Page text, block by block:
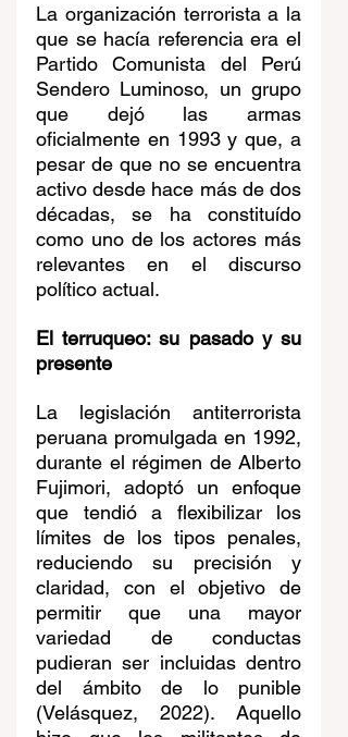
La organización terrorista a la
que se hacía referencia era el
Partido Comunista del Perú
Sendero Luminoso, un grupo
que dejó las armas
oficialmente en 1993 y que, a
pesar de que no se encuentra
activo desde hace más de dos
décadas, se ha constituído
como uno de los actores más
relevantes en el discurso
político actual.
El terruqueo: su pasado y su
presente
La legislación antiterrorista
peruana promulgada en 1992,
durante el régimen de Alberto
Fujimori, adoptó un enfoque
que tendió a flexibilizar los
límites de los tipos penales,
reduciendo su precisión y
claridad, con el objetivo de
permitir que una mayor
variedad de conductas
pudieran ser incluidas dentro
del ámbito de lo punible
(Velásquez, 2022). Aquello